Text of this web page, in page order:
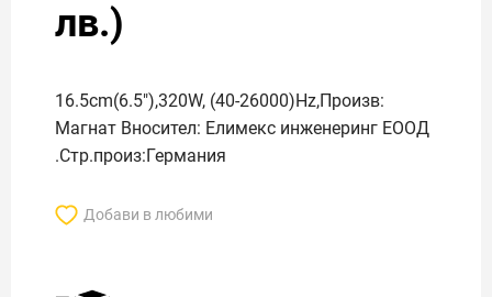
лв.)
16.5cm(6.5"),320W, (40-26000)Hz,Произв:
Магнат Вносител: Елимекс инженеринг ЕООД
.Стр.произ:Германия
Добави в любими